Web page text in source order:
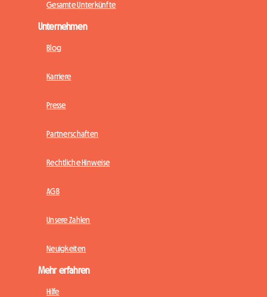
Gesamte Unterkünfte
Unternehmen
Blog
Karriere
Presse
Partnerschaften
Rechtliche Hinweise
AGB
Unsere Zahlen
Neuigkeiten
Mehr erfahren
Hilfe